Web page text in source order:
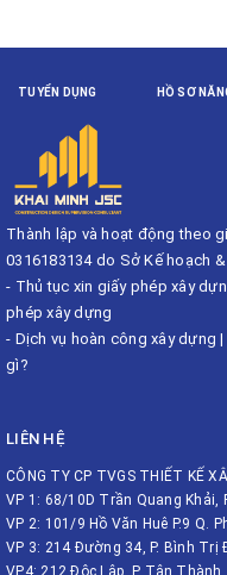
TUYỂN DỤNG HỒ SƠ
Thành lập và hoạt động theo
0316183134 do Sở Kế hoạch
- Thủ tục xin giấy phép xây
phép xây dựng
- Dịch vụ hoàn công xây dựng |
gì?
LIÊN HỆ
CÔNG TY CP TVGS THIẾT KẾ
VP 1: 68/10D Trần Quang Khải,
VP 2: 101/9 Hồ Văn Huê P.9 Q.
VP 3: 214 Đường 34, P. Bình Trị